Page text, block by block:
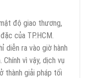
độ giao thương,
của TP.HCM.
diễn ra vào giờ hành
vì vậy, dịch vụ
thành giải pháp tối